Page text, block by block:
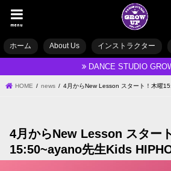
menu
ホーム About Us インストラクター
DANCE STUDIO
HOME news 4月からNew Lesson スタート！木曜
4月からNew Lesson スター
15:50~ayano先生Kids